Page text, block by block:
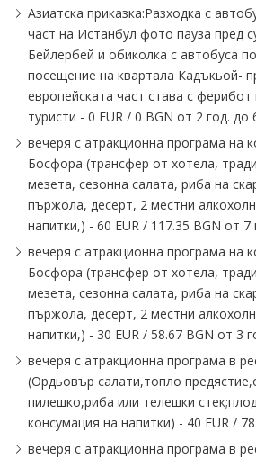
Азиатска приказка:Разходка с
част на Истанбул фото пауза пред
Бейлербей и обиколка с автобуса
посещение на квартала Кадъкьой-
европейската част става с
туристи - 0 EUR ∕ 0 BGN от 2 год. до
вечеря с атракционна програма на
Босфора (трансфер от хотела,
мезета, сезонна салата, риба на
пържола, десерт, 2 местни
напитки,) - 60 EUR ∕ 117.35 BGN от 7
вечеря с атракционна програма на
Босфора (трансфер от хотела,
мезета, сезонна салата, риба на
пържола, десерт, 2 местни
напитки,) - 30 EUR ∕ 58.67 BGN от 3
вечеря с атракционна програма в
(Ордьовър салати,топло
пилешко,риба или телешки
консумация на напитки) - 40 EUR ∕
вечеря с атракционна програма в